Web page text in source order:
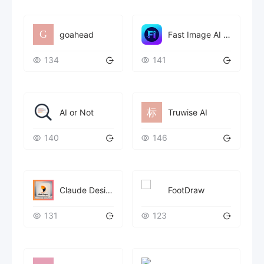
goahead
134
Fast Image AI Sketch to Image
141
AI or Not
140
Truwise AI
146
Claude Designer - 独立开发者与出海团队的 AI 设计资产提示词库
131
FootDraw
123